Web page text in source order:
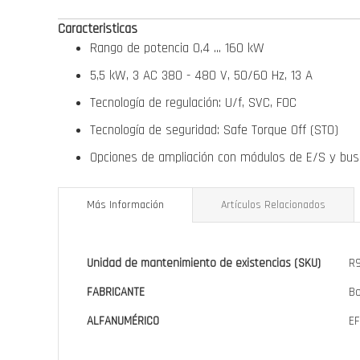
la
galería
Caracteristicas
Rango de potencia 0,4 … 160 kW
5,5 kW, 3 AC 380 - 480 V, 50/60 Hz, 13 A
Tecnología de regulación: U/f, SVC, FOC
Tecnología de seguridad: Safe Torque Off (STO)
Opciones de ampliación con módulos de E/S y
Más Información
Más
Unidad de mantenimiento de existencias (SKU)
FABRICANTE
ALFANUMÉRICO
Artículos Relacionados